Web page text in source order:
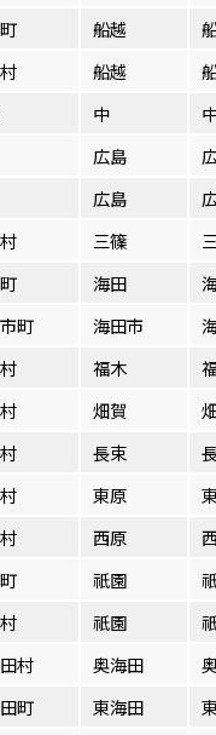
船越
船越
中
広島
広島
三篠
海田
町 海田市
福木
畑賀
長束
東原
西原
祇園
祇園
村 奥海田
町 東海田